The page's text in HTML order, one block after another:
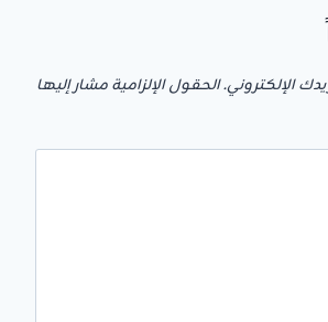
الإلكتروني.الحقول الإلزامية مشار إليها